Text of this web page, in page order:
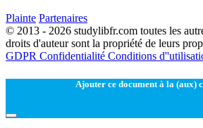
Plainte Partenaires
© 2013 - 2026 studylibfr.com toutes les
droits d'auteur sont la propriété de leurs
GDPR Confidentialité Conditions
Ajouter ce document à la (aux)